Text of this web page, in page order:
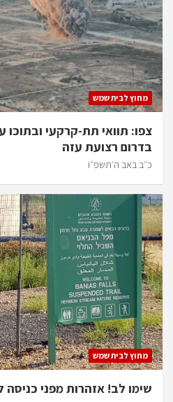
מחוץ לבית שמש
צפו: תוואי תת-קרקעי
בדרום רצועת עזה
כ״ב באב ה׳תשפ״ו
מחוץ לבית שמש
שימו לב! אזהרות מפני כניסה